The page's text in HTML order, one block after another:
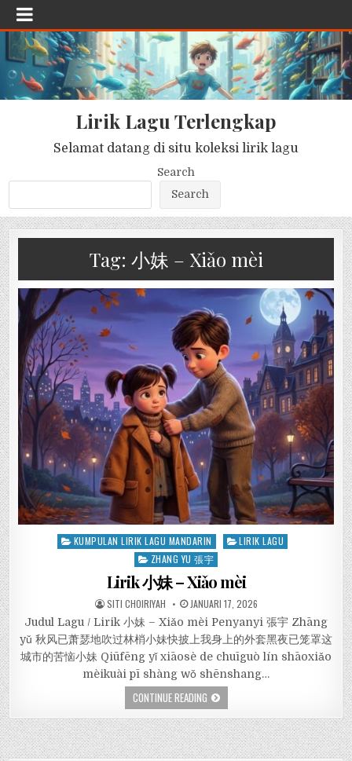
Lirik Lagu Terlengkap
Selamat datang di situ koleksi lirik lagu
Search
Search
Tag: 小妹 – Xiǎo mèi
Posted
KUMPULAN LIRIK LAGU MANDARIN
LIRIK LAGU
ZHANG YU 張宇
Lirik 小妹 – Xiǎo mèi
SITI CHOIRIYAH JANUARI 17, 2026
Judul Lagu / Lirik 小妹 – Xiǎo mèi Penyanyi 張宇 Zhāng
yǔ 秋风已萧瑟地吹过林梢小妹快披上我身上的外套黑夜已笼罩这
城市的苦恼小妹 Qiūfēng yǐ xiāosè de chuīguò lín shāoxiǎo
mèikuài pī shàng wǒ shēnshang…
CONTINUE READING